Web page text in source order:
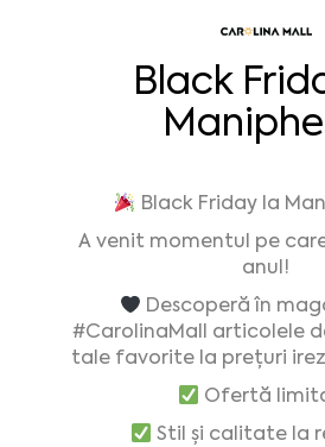
Black
Black Friday la
A venit momentul pe
anul!
Descoperă în
#CarolinaMall articolele
tale favorite la prețuri
Ofertă
Stil și calitate la